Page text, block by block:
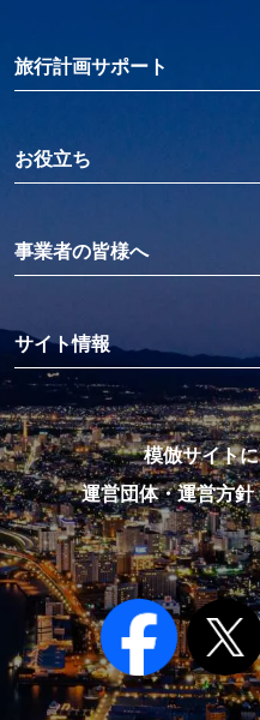
旅行計画サポート
お役立ち
事業者の皆様へ
サイト情報
模倣サイト
運営団体・運営方針